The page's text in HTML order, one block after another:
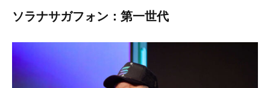
ソラナサガフォン：第一世代